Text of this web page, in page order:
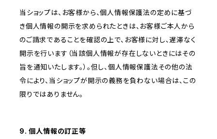
当ショップは、お客様から、個人情報保護法の定めに基づ
き個人情報の開示を求められたときは、お客様ご本人から
のご請求であることを確認の上で、お客様に対し、遅滞なく
開示を行います（当該個人情報が存在しないときにはその
旨を通知いたします。）。但し、個人情報保護法その他の法
令により、当ショップが開示の義務を負わない場合は、この
限りではありません。
9. 個人情報の訂正等